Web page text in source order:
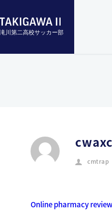
滝川第二高校サッカー部
cmtrap
Online pharmacy